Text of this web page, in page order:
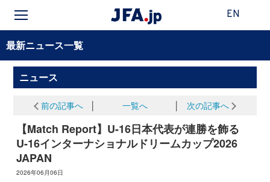
EN
最新ニュース一覧
ニュース
前の記事へ 一覧へ 次の記事へ
【Match Report】U-16日本代表が連勝を飾る
U-16インターナショナルドリームカップ2026
JAPAN
2026年06月06日